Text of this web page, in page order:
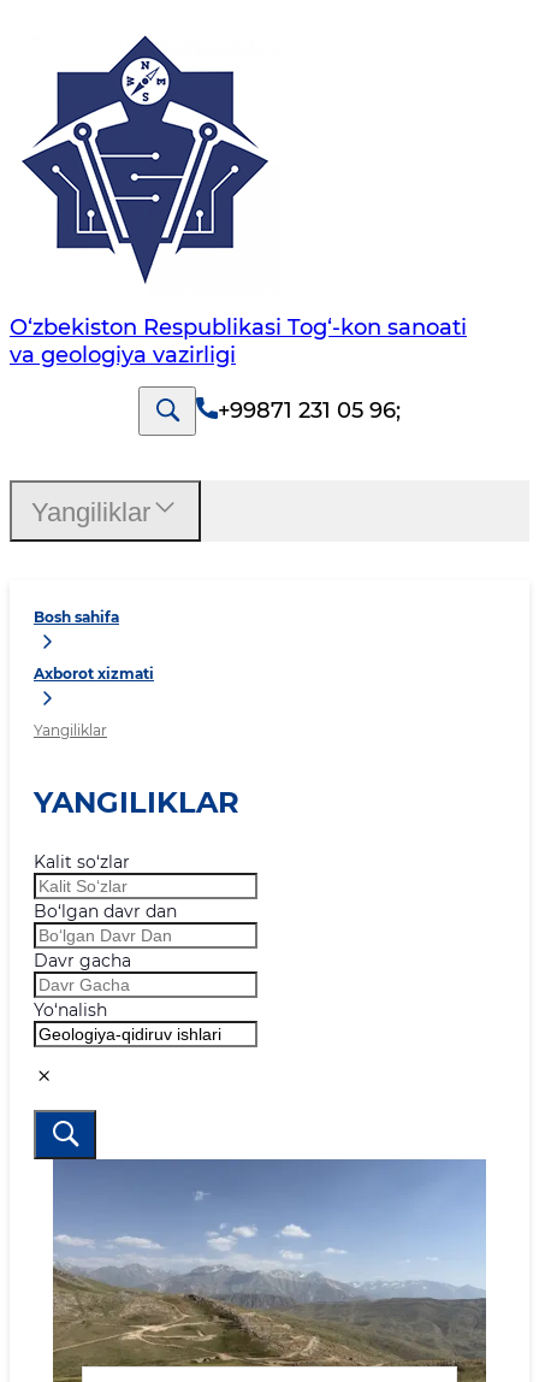
O‘zbekiston Respublikasi Tog‘-kon sanoati
va geologiya vazirligi
+99871 231 05 96;
Bosh sahifa
Axborot xizmati
Yangiliklar
YANGILIKLAR
Kalit so‘zlar
Bo‘lgan davr dan
Davr gacha
Yo‘nalish
Yangiliklar